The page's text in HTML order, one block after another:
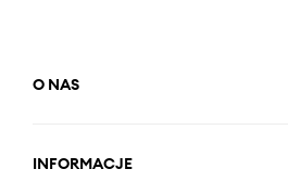
O NAS
INFORMACJE